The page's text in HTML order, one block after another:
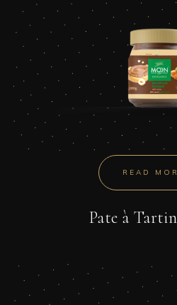
READ
Pate à